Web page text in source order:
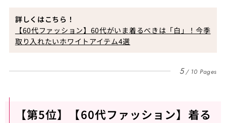
詳しくはこちら！
【60代ファッション】60代がいま着るべきは「白」！今季
取り入れたいホワイトアイテム4選
5 10 Pages
【第5位】【60代ファッション】着る